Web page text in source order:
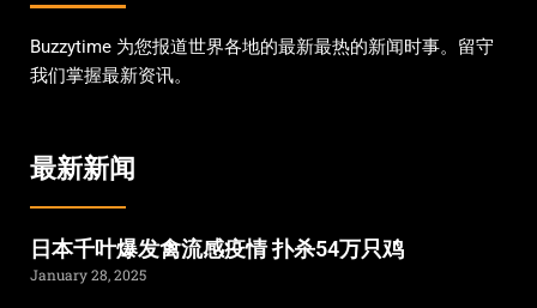
Buzzytime 为您报道世界各地的最新最热的新闻时事。留守
我们掌握最新资讯。
最新新闻
日本千叶爆发禽流感疫情 扑杀54万只鸡
January 28, 2025